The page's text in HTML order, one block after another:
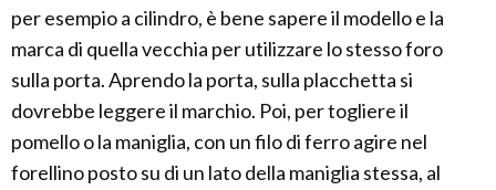
per esempio a cilindro, è bene sapere il modello e la
marca di quella vecchia per utilizzare lo stesso foro
sulla porta. Aprendo la porta, sulla placchetta si
dovrebbe leggere il marchio. Poi, per togliere il
pomello o la maniglia, con un filo di ferro agire nel
forellino posto su di un lato della maniglia stessa, al